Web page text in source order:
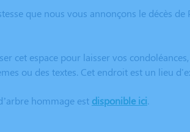
que nous vous annonçons le décès
cet espace pour laisser vos
ou des textes. Cet endroit est un lieu
hommage est disponible ici.